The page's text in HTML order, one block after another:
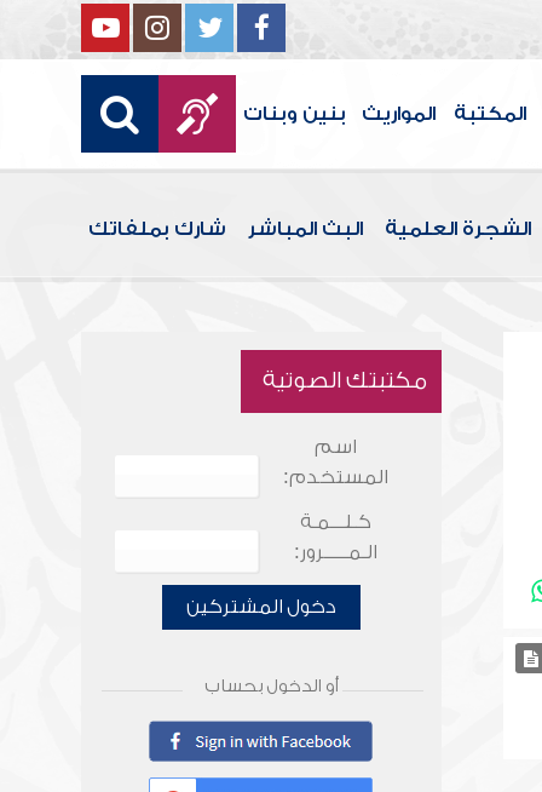
المكتبة المواريث بنين وبنات
الشجرة العلمية البث المباشر شارك بملفاتك
مكتبتك الصوتية
اسم
المستخدم:
كـلـــمـة
الـمـــــرور:
دخول المشتركين
أو الدخول بحساب